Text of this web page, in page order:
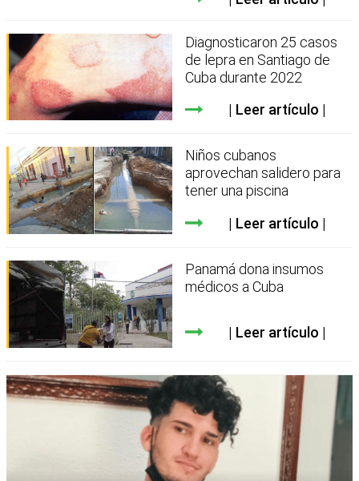
Diagnosticaron 25 casos
de lepra en Santiago de
Cuba durante 2022
Leer artículo
Niños cubanos
aprovechan salidero para
tener una piscina
Leer artículo
Panamá dona insumos
médicos a Cuba
Leer artículo